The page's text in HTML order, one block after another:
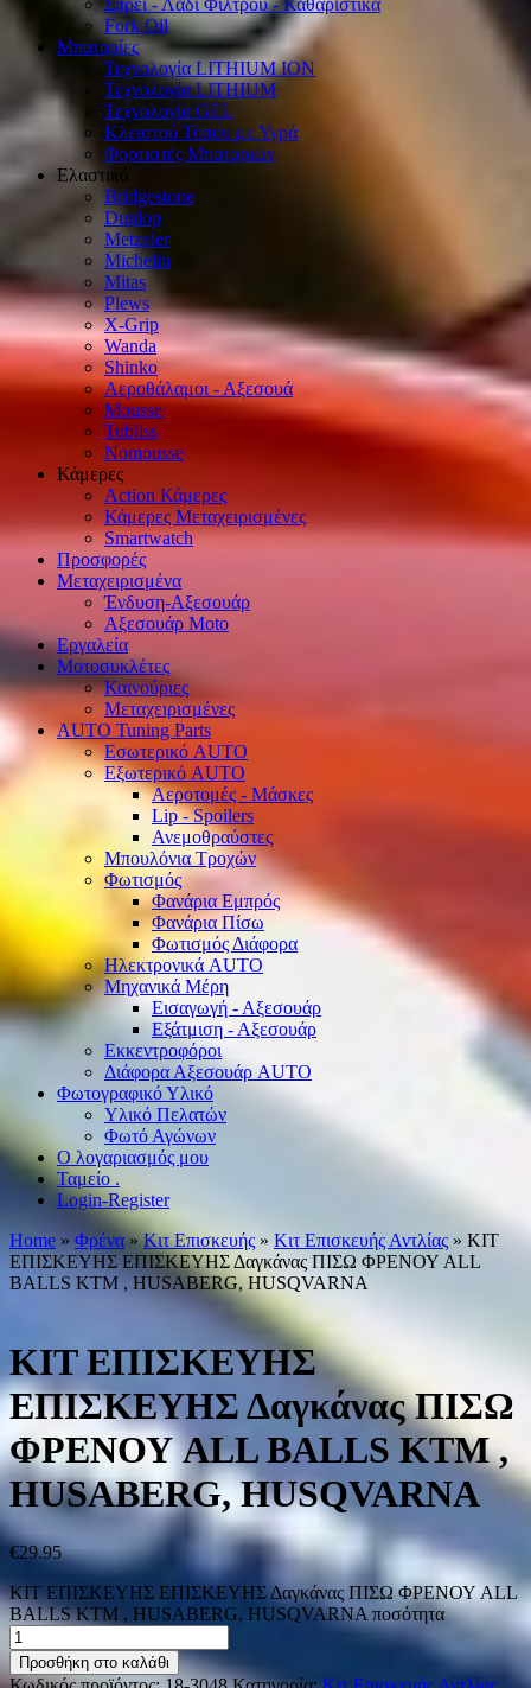
Σπρέι - Λάδι Φίλτρου - Καθαριστικά
Fork Oil
Μπαταρίες
Τεχνολογία LITHIUM ION
Τεχνολογία LITHIUM
Τεχνολογία GEL
Κλειστού Τύπου με Υγρά
Φορτιστές Μπαταριών
Ελαστικά
Bridgestone
Dunlop
Metzeler
Michelin
Mitas
Plews
X-Grip
Wanda
Shinko
Αεροθάλαμοι - Αξεσουά
Mousse
Tubliss
Nomousse
Κάμερες
Action Κάμερες
Κάμερες Μεταχειρισμένες
Smartwatch
Προσφορές
Μεταχειρισμένα
Ένδυση-Αξεσουάρ
Αξεσουάρ Μοto
Εργαλεία
Μοτοσυκλέτες
Καινούριες
Μεταχειρισμένες
AUTO Tuning Parts
Εσωτερικό AUTO
Εξωτερικό AUTO
Αεροτομές - Μάσκες
Lip - Spoilers
Ανεμοθραύστες
Μπουλόνια Τροχών
Φωτισμός
Φανάρια Εμπρός
Φανάρια Πίσω
Φωτισμός Διάφορα
Ηλεκτρονικά AUTO
Μηχανικά Μέρη
Εισαγωγή - Αξεσουάρ
Εξάτμιση - Αξεσουάρ
Εκκεντροφόροι
Διάφορα Αξεσουάρ AUTO
Φωτογραφικό Υλικό
Υλικό Πελατών
Φωτό Αγώνων
Ο λογαριασμός μου
Ταμείο .
Login-Register
Home » Φρένα»Κιτ Επισκευής » Κιτ Επισκευής Αντλίας » ΚΙΤ
ΕΠΙΣΚΕΥΗΣ ΕΠΙΣΚΕΥΗΣ Δαγκάνας ΠΙΣΩ ΦΡΕΝΟΥ ALL
BALLS KTM , HUSABERG, HUSQVARNA
ΚΙΤ ΕΠΙΣΚΕΥΗΣ
ΕΠΙΣΚΕΥΗΣ Δαγκάνας ΠΙΣΩ
ΦΡΕΝΟΥ ALL BALLS KTM ,
HUSABERG, HUSQVARNA
€29.95
ΚΙΤ ΕΠΙΣΚΕΥΗΣ ΕΠΙΣΚΕΥΗΣ Δαγκάνας ΠΙΣΩ ΦΡΕΝΟΥ ALL
BALLS KTM , HUSABERG, HUSQVARNA ποσότητα
Προσθήκη στο καλάθι